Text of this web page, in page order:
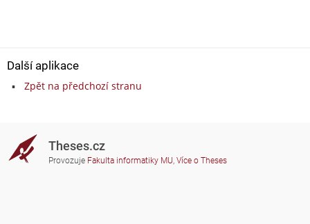
Další aplikace
Zpět na předchozí stranu
Theses.cz
Provozuje Fakulta informatiky MU, Více o Theses